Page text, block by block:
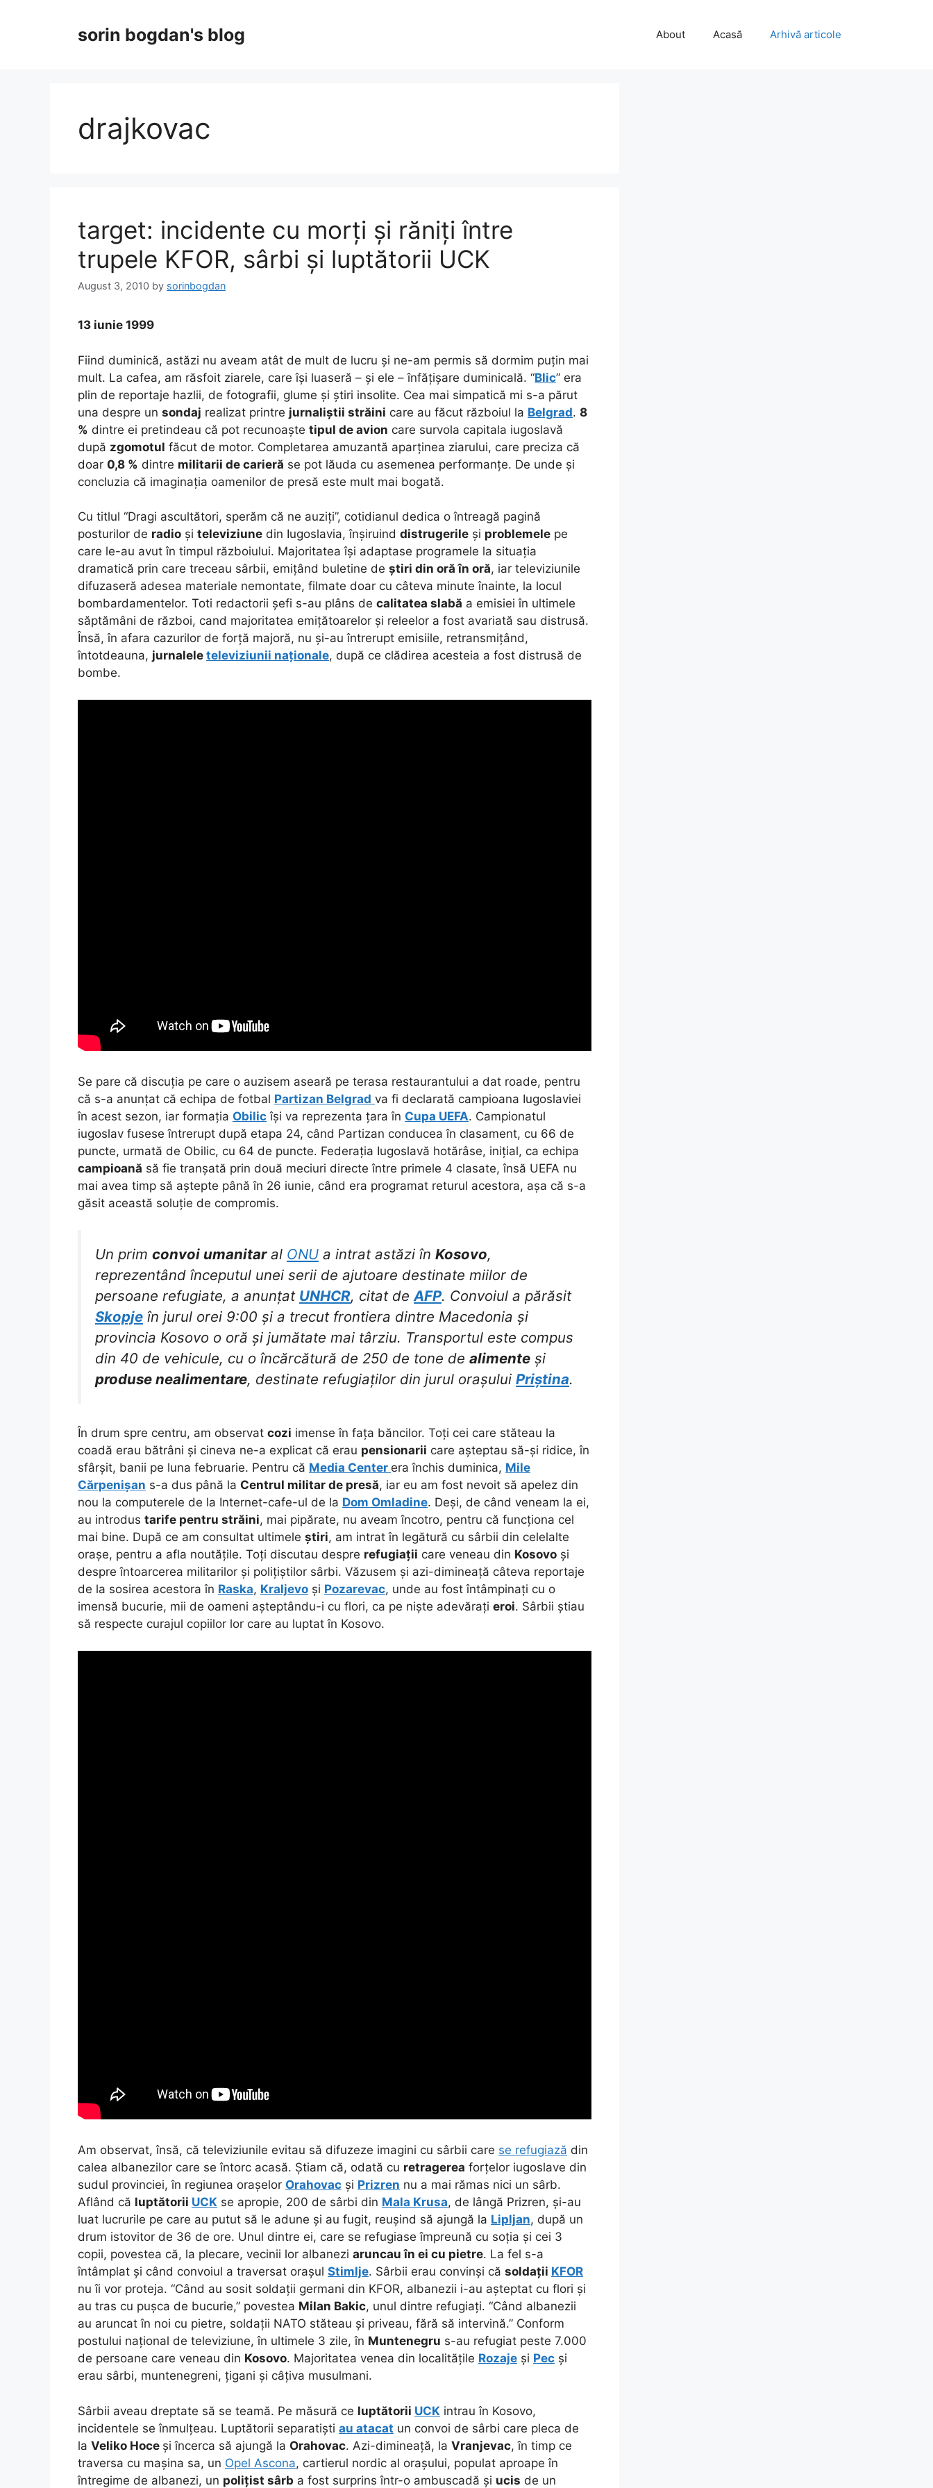
sorin bogdan's blog About Acasă Arhivă articole
drajkovac
target: incidente cu morți și răniți între
trupele KFOR, sârbi și luptătorii UCK
August 3, 2010 by sorinbogdan
13 iunie 1999
Fiind duminică, astăzi nu aveam atât de mult de lucru și ne-am permis să dormim puțin mai
mult. La cafea, am răsfoit ziarele, care își luaseră – și ele – înfățișare duminicală. “Blic” era
plin de reportaje hazlii, de fotografii, glume și știri insolite. Cea mai simpatică mi s-a părut
una despre un sondaj realizat printre jurnaliștii străini care au făcut războiul la Belgrad. 8
% dintre ei pretindeau că pot recunoaște tipul de avion care survola capitala iugoslavă
după zgomotul făcut de motor. Completarea amuzantă aparținea ziarului, care preciza că
doar 0,8 % dintre militarii de carieră se pot lăuda cu asemenea performanțe. De unde și
concluzia că imaginația oamenilor de presă este mult mai bogată.
Cu titlul “Dragi ascultători, sperăm că ne auziți”, cotidianul dedica o întreagă pagină
posturilor de radio și televiziune din Iugoslavia, înșiruind distrugerile și problemele pe
care le-au avut în timpul războiului. Majoritatea își adaptase programele la situația
dramatică prin care treceau sârbii, emițând buletine de știri din oră în oră, iar televiziunile
difuzaseră adesea materiale nemontate, filmate doar cu câteva minute înainte, la locul
bombardamentelor. Toti redactorii șefi s-au plâns de calitatea slabă a emisiei în ultimele
săptămâni de război, cand majoritatea emițătoarelor și releelor a fost avariată sau distrusă.
Însă, în afara cazurilor de forță majoră, nu și-au întrerupt emisiile, retransmițând,
întotdeauna, jurnalele televiziunii naționale, după ce clădirea acesteia a fost distrusă de
bombe.
Se pare că discuția pe care o auzisem aseară pe terasa restaurantului a dat roade, pentru
că s-a anunțat că echipa de fotbal Partizan Belgrad va fi declarată campioana Iugoslaviei
în acest sezon, iar formația Obilic își va reprezenta țara în Cupa UEFA. Campionatul
iugoslav fusese întrerupt după etapa 24, când Partizan conducea în clasament, cu 66 de
puncte, urmată de Obilic, cu 64 de puncte. Federația Iugoslavă hotărâse, inițial, ca echipa
campioană să fie tranșată prin două meciuri directe între primele 4 clasate, însă UEFA nu
mai avea timp să aștepte până în 26 iunie, când era programat returul acestora, așa că s-a
găsit această soluție de compromis.
Un prim convoi umanitaral ONU a intrat astăzi în Kosovo,
reprezentând începutul unei serii de ajutoare destinate miilor de
persoane refugiate, a anunțat UNHCR, citat de AFP. Convoiul a părăsit
Skopje în jurul orei 9:00 și a trecut frontiera dintre Macedonia și
provincia Kosovo o oră și jumătate mai târziu. Transportul este compus
din 40 de vehicule, cu o încărcătură de 250 de tone de alimente și
produse nealimentare, destinate refugiaților din jurul orașului Priștina.
În drum spre centru, am observat cozi imense în fața băncilor. Toți cei care stăteau la
coadă erau bătrâni și cineva ne-a explicat că erau pensionarii care așteptau să-și ridice, în
sfârșit, banii pe luna februarie. Pentru că Media Center era închis duminica, Mile
Cărpenișan s-a dus până la Centrul militar de presă, iar eu am fost nevoit să apelez din
nou la computerele de la Internet-cafe-ul de la Dom Omladine. Deși, de când veneam la ei,
au introdus tarife pentru străini, mai pipărate, nu aveam încotro, pentru că funcționa cel
mai bine. După ce am consultat ultimele știri, am intrat în legătură cu sârbii din celelalte
orașe, pentru a afla noutățile. Toți discutau despre refugiații care veneau din Kosovo și
despre întoarcerea militarilor și polițiștilor sârbi. Văzusem și azi-dimineață câteva reportaje
de la sosirea acestora în Raska, Kraljevo și Pozarevac, unde au fost întâmpinați cu o
imensă bucurie, mii de oameni așteptându-i cu flori, ca pe niște adevărați eroi. Sârbii știau
să respecte curajul copiilor lor care au luptat în Kosovo.
Am observat, însă, că televiziunile evitau să difuzeze imagini cu sârbii care se refugiază din
calea albanezilor care se întorc acasă. Știam că, odată cu retragerea forțelor iugoslave din
sudul provinciei, în regiunea orașelor Orahovac și Prizren nu a mai rămas nici un sârb.
Aflând că luptătorii UCK se apropie, 200 de sârbi din Mala Krusa, de lângă Prizren, și-au
luat lucrurile pe care au putut să le adune și au fugit, reușind să ajungă la Lipljan, după un
drum istovitor de 36 de ore. Unul dintre ei, care se refugiase împreună cu soția și cei 3
copii, povestea că, la plecare, vecinii lor albanezi aruncau în ei cu pietre. La fel s-a
întâmplat și când convoiul a traversat orașul Stimlje. Sârbii erau convinși că soldații KFOR
nu îi vor proteja. “Când au sosit soldații germani din KFOR, albanezii i-au așteptat cu flori și
au tras cu pușca de bucurie,” povestea Milan Bakic, unul dintre refugiați. “Când albanezii
au aruncat în noi cu pietre, soldații NATO stăteau și priveau, fără să intervină.” Conform
postului național de televiziune, în ultimele 3 zile, în Muntenegru s-au refugiat peste 7.000
de persoane care veneau din Kosovo. Majoritatea venea din localitățile Rozaje și Pec și
erau sârbi, muntenegreni, țigani și câțiva musulmani.
Sârbii aveau dreptate să se teamă. Pe măsură ce luptătorii UCK intrau în Kosovo,
incidentele se înmulțeau. Luptătorii separatiști au atacat un convoi de sârbi care pleca de
la Veliko Hoce și încerca să ajungă la Orahovac. Azi-dimineață, la Vranjevac, în timp ce
traversa cu mașina sa, un Opel Ascona, cartierul nordic al orașului, populat aproape în
întregime de albanezi, un polițist sârb a fost surprins într-o ambuscadă și ucis de un